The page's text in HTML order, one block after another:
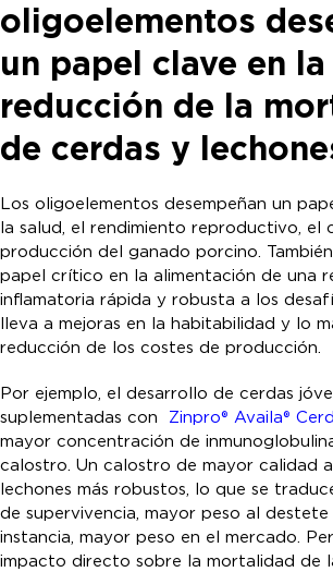
oligoelementos
un papel clave en la
reducción de la
de cerdas y
Los oligoelementos desempeñan un
la salud, el rendimiento reproductivo, el
producción del ganado porcino.
papel crítico en la alimentación de una
inflamatoria rápida y robusta a los
lleva a mejoras en la habitabilidad y lo
reducción de los costes de producción.
Por ejemplo, el desarrollo de cerdas
suplementadas con Zinpro® Availa®
mayor concentración de
calostro. Un calostro de mayor calidad
lechones más robustos, lo que se
de supervivencia, mayor peso al destete
instancia, mayor peso en el mercado.
impacto directo sobre la mortalidad de